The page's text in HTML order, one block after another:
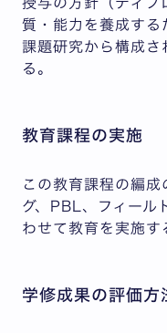
質・能力を養成する
課題研究から構成さ
る。
教育課程の実施
この教育課程の編成
グ、PBL、フィール
わせて教育を実施す
学修成果の評価方